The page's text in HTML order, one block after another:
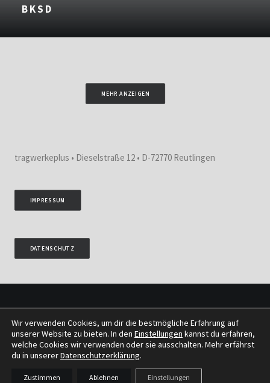
B K S D
MEHR ANZEIGEN
tragwerkeplus • Dieselstraße 12 • D-72770 Reutlingen
IMPRESSUM
DATENSCHUTZ
© 2026 tragwerkeplus. All rights reserved
Wir verwenden Cookies, um dir die bestmögliche Erfahrung auf
unserer Website zu bieten. In den Einstellungen kannst du erfahren,
welche Cookies wir verwenden oder sie ausschalten. Mehr erfährst
du in unsererDatenschutzerklärung.
Zustimmen Ablehnen Einstellungen